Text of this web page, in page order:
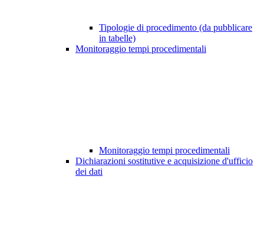
Tipologie di procedimento (da pubblicare
in tabelle)
Monitoraggio tempi procedimentali
Monitoraggio tempi procedimentali
Dichiarazioni sostitutive e acquisizione d'ufficio
dei dati